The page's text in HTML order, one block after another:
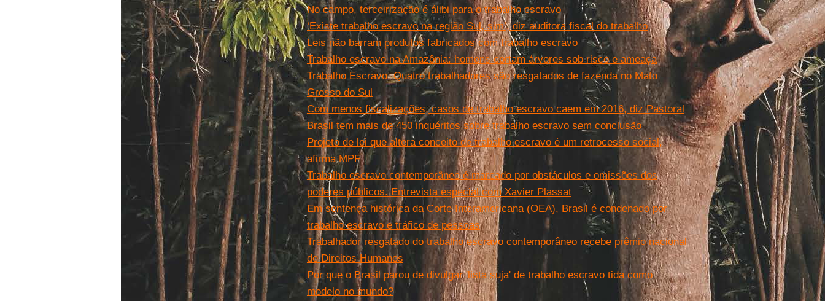
No campo, terceirização é álibi para o trabalho escravo
‘Existe trabalho escravo na região Sul, sim’, diz auditora fiscal do trabalho
Leis não barram produtos fabricados com trabalho escravo
Trabalho escravo na Amazônia: homens cortam árvores sob risco e ameaça
Trabalho Escravo. Quatro trabalhadores são resgatados de fazenda no Mato
Grosso do Sul
Com menos fiscalizações, casos de trabalho escravo caem em 2016, diz Pastoral
Brasil tem mais de 450 inquéritos sobre trabalho escravo sem conclusão
Projeto de lei que altera conceito de trabalho escravo é um retrocesso social,
afirma MPF
Trabalho escravo contemporâneo é marcado por obstáculos e omissões dos
poderes públicos. Entrevista especial com Xavier Plassat
Em sentença histórica da Corte Interamericana (OEA), Brasil é condenado por
trabalho escravo e tráfico de pessoas
Trabalhador resgatado do trabalho escravo contemporâneo recebe prêmio nacional
de Direitos Humanos
Por que o Brasil parou de divulgar 'lista suja' de trabalho escravo tida como
modelo no mundo?